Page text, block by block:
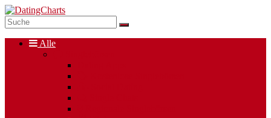
Alle